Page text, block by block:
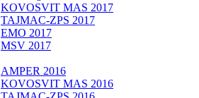
KOVOSVIT MAS 2017
TAJMAC-ZPS 2017
EMO 2017
MSV 2017
AMPER 2016
KOVOSVIT MAS 2016